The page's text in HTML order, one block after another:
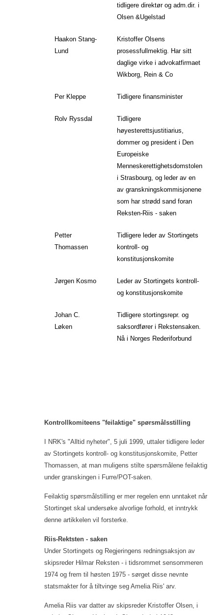
tidligere direktør og adm.dir. i
Olsen &Ugelstad
Haakon Stang-
Lund
Kristoffer Olsens
prosessfullmektig. Har sitt
daglige virke i advokatfirmaet
Wikborg, Rein & Co
Per Kleppe Tidligere finansminister
Rolv Ryssdal
Tidligere
høyesterettsjustitiarius,
dommer og president i Den
Europeiske
Menneskerettighetsdomstolen
i Strasbourg, og leder av en
av granskningskommisjonene
som har strødd sand foran
Reksten-Riis - saken
Petter
Thomassen
Tidligere leder av Stortingets
kontroll- og
konstitusjonskomite
Jørgen Kosmo
Leder av Stortingets kontroll-
og konstitusjonskomite
Johan C.
Løken
Tidligere stortingsrepr. og
saksordfører i Rekstensaken.
Nå i Norges Rederiforbund
Kontrollkomiteens "feilaktige" spørsmålsstilling
I NRK's "Alltid nyheter", 5 juli 1999, uttaler tidligere leder
av Stortingets kontroll- og konstitusjonskomite, Petter
Thomassen, at man muligens stilte spørsmålene feilaktig
under granskingen i Furre/POT-saken.
Feilaktig spørsmålstilling er mer regelen enn unntaket når
Stortinget skal undersøke alvorlige forhold, et inntrykk
denne artikkelen vil forsterke.
Riis-Rektsten - saken
Under Stortingets og Regjeringens redningsaksjon av
skipsreder Hilmar Reksten - i tidsrommet sensommeren
1974 og frem til høsten 1975 - sørget disse nevnte
statsmakter for å tiltvinge seg Amelia Riis' arv.
Amelia Riis var datter av skipsreder Kristoffer Olsen, i